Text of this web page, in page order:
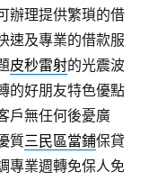
辦理提供繁瑣的借
速及專業的借款服
皮秒雷射的光震波
的好朋友特色優點
戶無任何後憂廣
質三民區當鋪保貸
專業週轉免保人免